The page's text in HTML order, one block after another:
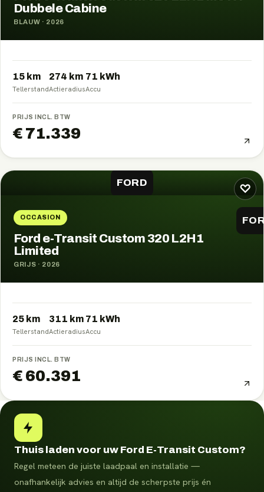
Dubbele Cabine
BLAUW · 2026
15 km
Tellerstand
274 km
Actieradius
71 kWh
Accu
PRIJS INCL. BTW
€ 71.339
♡
FORD
OCCASION
Ford e-Transit Custom 320 L2H1
Limited
GRIJS · 2026
25 km
Tellerstand
311 km
Actieradius
71 kWh
Accu
PRIJS INCL. BTW
€ 60.391
Thuis laden voor uw Ford E-Transit Custom?
Regel meteen de juiste laadpaal en installatie —
onafhankelijk advies en altijd de scherpste prijs én